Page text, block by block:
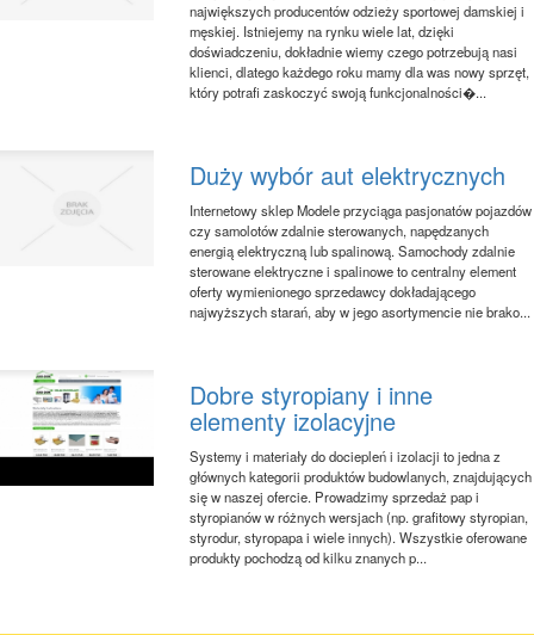
największych producentów odzieży sportowej damskiej i
męskiej. Istniejemy na rynku wiele lat, dzięki
doświadczeniu, dokładnie wiemy czego potrzebują nasi
klienci, dlatego każdego roku mamy dla was nowy sprzęt,
który potrafi zaskoczyć swoją funkcjonalności�...
Duży wybór aut elektrycznych
Internetowy sklep Modele przyciąga pasjonatów pojazdów
czy samolotów zdalnie sterowanych, napędzanych
energią elektryczną lub spalinową. Samochody zdalnie
sterowane elektryczne i spalinowe to centralny element
oferty wymienionego sprzedawcy dokładającego
najwyższych starań, aby w jego asortymencie nie brako...
Dobre styropiany i inne
elementy izolacyjne
Systemy i materiały do dociepleń i izolacji to jedna z
głównych kategorii produktów budowlanych, znajdujących
się w naszej ofercie. Prowadzimy sprzedaż pap i
styropianów w różnych wersjach (np. grafitowy styropian,
styrodur, styropapa i wiele innych). Wszystkie oferowane
produkty pochodzą od kilku znanych p...